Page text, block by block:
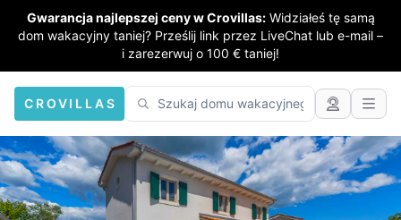
Gwarancja najlepszej ceny w Crovillas: Widziałeś tę samą
dom wakacyjny taniej? Prześlij link przez LiveChat lub e-mail –
i zarezerwuj o 100 € taniej!
CROVILLAS